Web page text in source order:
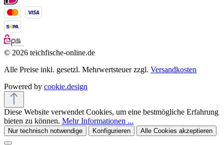
© 2026 teichfische-online.de
Alle Preise inkl. gesetzl. Mehrwertsteuer zzgl. Versandkosten
Powered by cookie.design
Diese Website verwendet Cookies, um eine bestmögliche Erfahrung
bieten zu können. Mehr Informationen ...
Nur technisch notwendige Konfigurieren Alle Cookies akzeptieren